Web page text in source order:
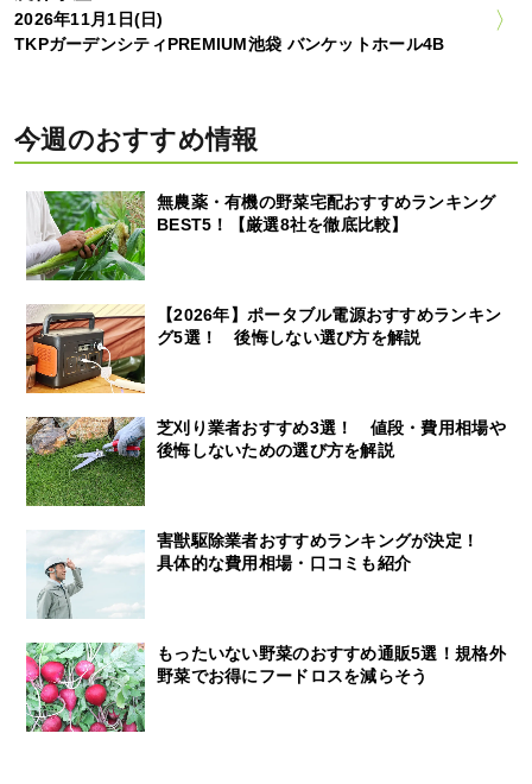
2026年11月1日(日)
TKPガーデンシティPREMIUM池袋 バンケットホール4B
今週のおすすめ情報
無農薬・有機の野菜宅配おすすめランキング
BEST5！【厳選8社を徹底比較】
【2026年】ポータブル電源おすすめランキン
グ5選！ 後悔しない選び方を解説
芝刈り業者おすすめ3選！ 値段・費用相場や
後悔しないための選び方を解説
害獣駆除業者おすすめランキングが決定！
具体的な費用相場・口コミも紹介
もったいない野菜のおすすめ通販5選！規格外
野菜でお得にフードロスを減らそう